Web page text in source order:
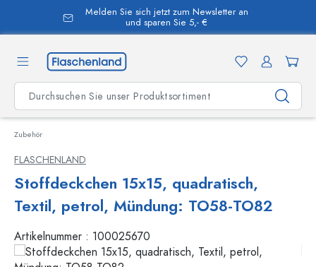
springen
Melden Sie sich jetzt zum Newsletter an
und sparen Sie 5,- €
Zubehör
FLASCHENLAND
Stoffdeckchen 15x15, quadratisch,
Textil, petrol, Mündung: TO58-TO82
Artikelnummer : 100025670